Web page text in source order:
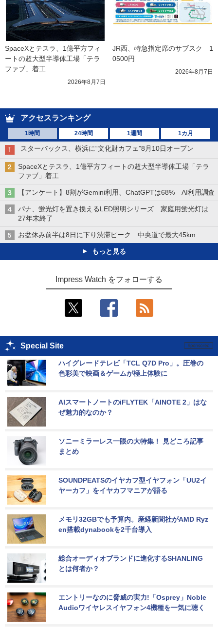
SpaceXとテスラ、1億平方フィ
ートの超大型半導体工場「テラ
ファブ」着工
2026年8月7日
JR西、特急指定席のサブスク　1
0500円
2026年8月7日
アクセスランキング
1時間 24時間 1週間 1カ月
スターバックス、横浜に“文化財カフェ”8月10日オープン
SpaceXとテスラ、1億平方フィートの超大型半導体工場「テラ
ファブ」着工
【アンケート】8割がGemini利用、ChatGPTは68% AI利用調査
パナ、蛍光灯を置き換えるLED照明シリーズ 家庭用蛍光灯は
27年末終了
お盆休み前半は8日に下り渋滞ピーク 中央道で最大45km
もっと見る
Impress Watch をフォローする
Special Site
ハイグレードテレビ「TCL Q7D Pro」。圧巻の
色彩美で映画＆ゲームが極上体験に
AIスマートノートのiFLYTEK「AINOTE 2」はな
ぜ魅力的なのか？
ソニーミラーレス一眼の大特集！ 見どころ記事
まとめ
SOUNDPEATSのイヤカフ型イヤフォン「UU2イ
ヤーカフ」をイヤカフマニアが語る
メモリ32GBでも予算内。産経新聞社がAMD Ryz
en搭載dynabookを2千台導入
総合オーディオブランドに進化するSHANLING
とは何者か？
エントリーなのに脅威の実力!「Osprey」Noble
Audioワイヤレスイヤフォン4機種を一気に聴く